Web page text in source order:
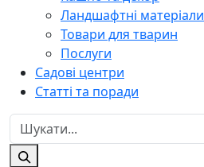
Ландшафтні матеріали
Товари для тварин
Послуги
Садові центри
Статті та поради